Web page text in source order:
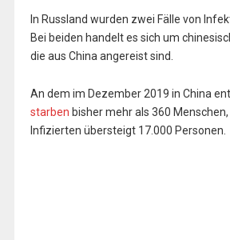
In Russland wurden zwei Fälle von
Bei beiden handelt es sich um
die aus China angereist sind.
An dem im Dezember 2019 in China
starben bisher mehr als 360
Infizierten übersteigt 17.000 Personen.